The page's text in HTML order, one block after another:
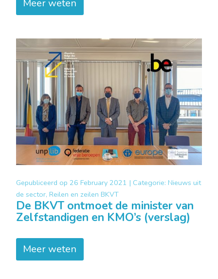
Meer weten
Gepubliceerd op 26 February 2021 | Categorie: Nieuws uit
de sector, Reilen en zeilen BKVT
De BKVT ontmoet de minister van
Zelfstandigen en KMO’s (verslag)
Meer weten